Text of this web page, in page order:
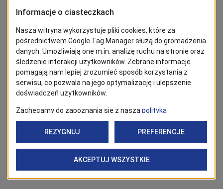
Bilety dostępne na
kupbilecik.pl
BĄDŹ NA BIEŻĄCO!
Kliknij w przycisk „Obserwuj”, aby być bieżąco z
wiadomościami ze Szczecina. Najbardziej interesujące wpisy
Obserwuj